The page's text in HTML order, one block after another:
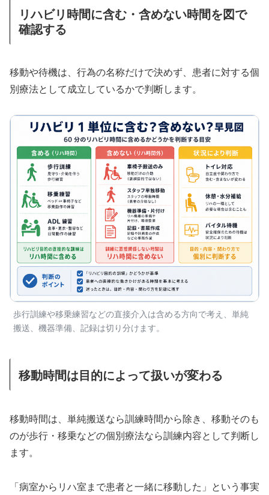
リハビリ時間に含む・含めない時間を図で
確認する
移動や待機は、行為の名称だけで決めず、患者に対する個
別療法として成立しているかで判断します。
歩行訓練や移乗練習などの直接介入は含める方向で考え、単純
搬送、機器準備、記録は切り分けます。
移動時間は目的によって扱いが変わる
移動時間は、単純搬送なら訓練時間から除き、移動そのも
のが歩行・移乗などの個別療法なら訓練内容として判断し
ます。
「病室からリハ室まで患者と一緒に移動した」という事実